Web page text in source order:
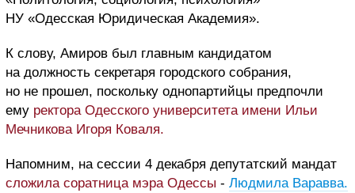
НУ «Одесская Юридическая Академия».
К слову, Амиров был главным кандидатом
на должность секретаря городского собрания,
но не прошел, поскольку однопартийцы предпочли
ему ректора Одесского университета имени Ильи
Мечникова Игоря Коваля.
Напомним, на сессии 4 декабря депутатский мандат
сложила соратница мэра Одессы - Людмила Варавва.